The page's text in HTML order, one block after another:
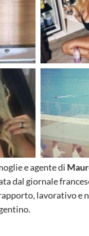
e agente di
dal giornale
lavorativo e